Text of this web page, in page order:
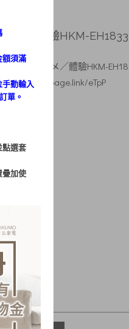
ルメ／體驗HKM-EH1833
｜台湾グルメ／體驗HKM-
pixnet.page.link/eTpP
額須滿
手動輸入
單。
點選套
疊加使